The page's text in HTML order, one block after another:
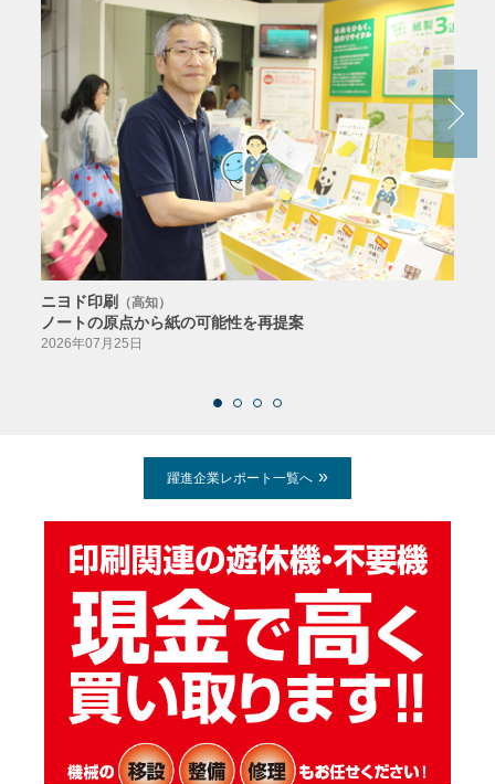
ニヨド印刷 （高知）
ノートの原点から紙の可能性を再提案
2026年07月25日
躍進企業レポート一覧へ